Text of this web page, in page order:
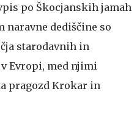
po Škocjanskih jamah
naravne dediščine so
starodavnih in
Evropi, med njimi
pragozd Krokar in